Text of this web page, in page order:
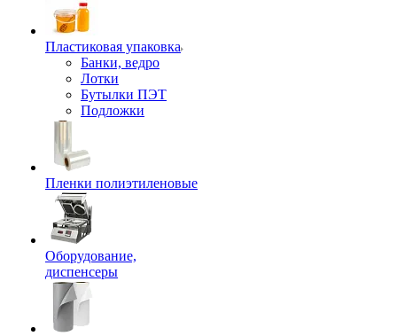
Пластиковая упаковка
Банки, ведро
Лотки
Бутылки ПЭТ
Подложки
Пленки полиэтиленовые
Оборудование,
диспенсеры